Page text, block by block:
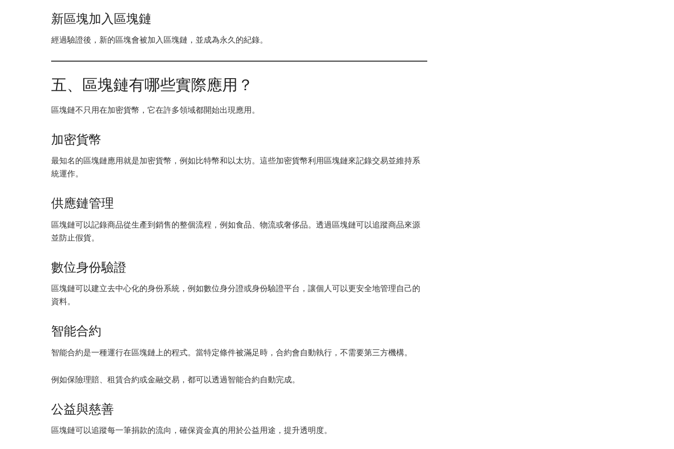
新區塊加入區塊鏈
經過驗證後，新的區塊會被加入區塊鏈，並成為永久的紀錄。
五、區塊鏈有哪些實際應用？
區塊鏈不只用在加密貨幣，它在許多領域都開始出現應用。
加密貨幣
最知名的區塊鏈應用就是加密貨幣，例如比特幣和以太坊。這些加密貨幣利用區塊鏈來記錄交易並維持系
統運作。
供應鏈管理
區塊鏈可以記錄商品從生產到銷售的整個流程，例如食品、物流或奢侈品。透過區塊鏈可以追蹤商品來源
並防止假貨。
數位身份驗證
區塊鏈可以建立去中心化的身份系統，例如數位身分證或身份驗證平台，讓個人可以更安全地管理自己的
資料。
智能合約
智能合約是一種運行在區塊鏈上的程式。當特定條件被滿足時，合約會自動執行，不需要第三方機構。
例如保險理賠、租賃合約或金融交易，都可以透過智能合約自動完成。
公益與慈善
區塊鏈可以追蹤每一筆捐款的流向，確保資金真的用於公益用途，提升透明度。